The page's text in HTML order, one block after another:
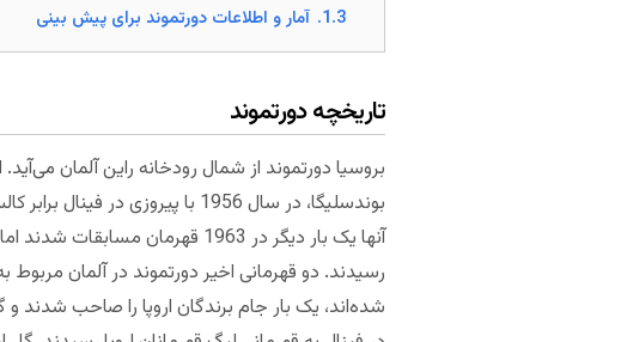
1.3. آمار و اطلاعات دورتموند برای پیش بینی
تاریخچه دورتموند
بوندسلیگا، در سال 1956 با
رسیدند. دو قهرمانی اخیر دورتموند در آلمان